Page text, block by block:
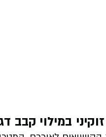
זוקיני במילוי קבב